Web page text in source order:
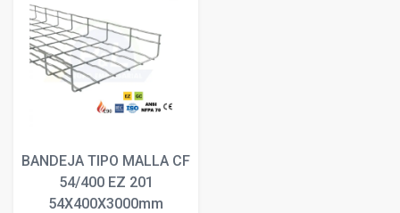
BANDEJA TIPO MALLA CF
54/400 EZ 201
54X400X3000mm